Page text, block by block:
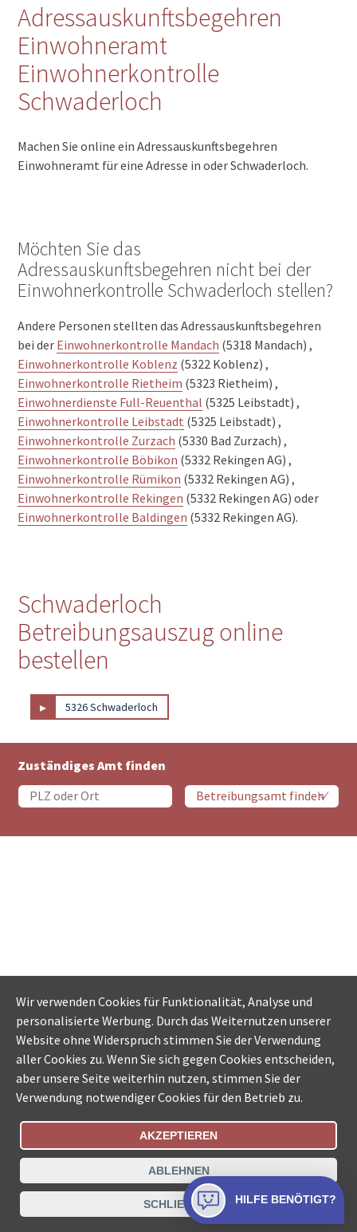
Adressauskunftsbegehren
Einwohneramt
Einwohnerkontrolle
Schwaderloch
Machen Sie online ein Adressauskunftsbegehren
Einwohneramt für eine Adresse in oder Schwaderloch.
Möchten Sie das
Adressauskunftsbegehren nicht bei der
Einwohnerkontrolle Schwaderloch stellen?
Andere Personen stellten das Adressauskunftsbegehren
bei der Einwohnerkontrolle Mandach (5318 Mandach) ,
Einwohnerkontrolle Koblenz (5322 Koblenz) ,
Einwohnerkontrolle Rietheim (5323 Rietheim) ,
Einwohnerdienste Full-Reuenthal (5325 Leibstadt) ,
Einwohnerkontrolle Leibstadt (5325 Leibstadt) ,
Einwohnerkontrolle Zurzach (5330 Bad Zurzach) ,
Einwohnerkontrolle Böbikon (5332 Rekingen AG) ,
Einwohnerkontrolle Rümikon (5332 Rekingen AG) ,
Einwohnerkontrolle Rekingen (5332 Rekingen AG) oder
Einwohnerkontrolle Baldingen (5332 Rekingen AG).
Schwaderloch
Betreibungsauszug online
bestellen
▸ 5326 Schwaderloch
Zuständiges Amt finden
Bestellungsstatus Ämtersuche der Schweiz
Datenschutz Impressum Nutzungsbestimmungen
Kontakt
Wir verwenden Cookies für Funktionalität, Analyse und
personalisierte Werbung. Durch das Weiternutzen unserer
Website ohne Widerspruch stimmen Sie der Verwendung
aller Cookies zu. Wenn Sie sich gegen Cookies entscheiden,
aber unsere Seite weiterhin nutzen, stimmen Sie der
Verwendung notwendiger Cookies für den Betrieb zu.
AKZEPTIEREN
ABLEHNEN
SCHLIESSEN HILFE BENÖTIGT?